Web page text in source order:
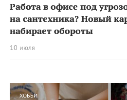
Работа в офисе под
на сантехника? Новый
набирает обороты
10 июля
ХОББИ